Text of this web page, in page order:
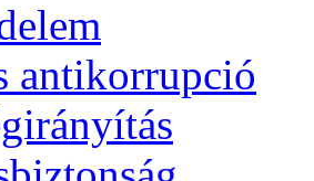
antikorrupció